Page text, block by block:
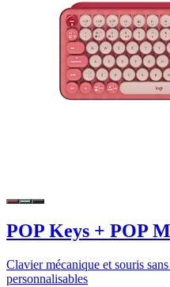
POP Keys + POP
Clavier mécanique et souris
personnalisables